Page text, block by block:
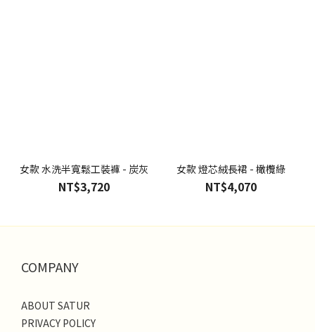
女款 水洗半寬鬆工裝褲 - 炭灰
NT$3,720
女款 燈芯絨長裙 - 橄欖綠
NT$4,070
COMPANY
ABOUT SATUR
PRIVACY POLICY